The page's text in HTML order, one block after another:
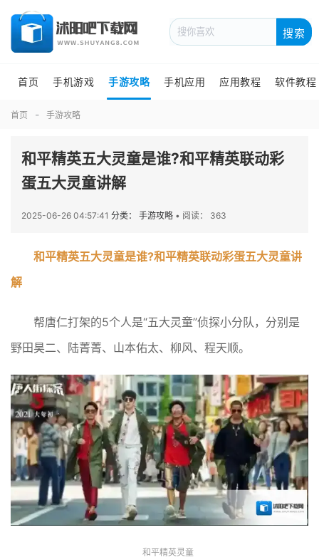
搜索
首页 手机游戏 手游攻略 手机应用 应用教程 软件教程
首页 手游攻略
和平精英五大灵童是谁?和平精英联动彩
蛋五大灵童讲解
2025-06-26 04:57:41 分类： 手游攻略 • 阅读： 363
和平精英五大灵童是谁?和平精英联动彩蛋五大灵童讲
解
帮唐仁打架的5个人是“五大灵童”侦探小分队，分别是
野田昊二、陆菁菁、山本佑太、柳风、程天顺。
和平精英灵童